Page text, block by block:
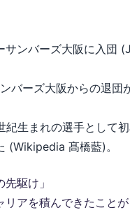
サンバーズ大阪に入団
バーズ大阪からの退団
紀生まれの選手として
(Wikipedia 髙橋藍)。
駆け」
リアを積んできたこと